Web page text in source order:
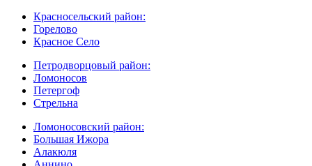
Красносельский район:
Горелово
Красное Село
Петродворцовый район:
Ломоносов
Петергоф
Стрельна
Ломоносовский район:
Большая Ижора
Алакюля